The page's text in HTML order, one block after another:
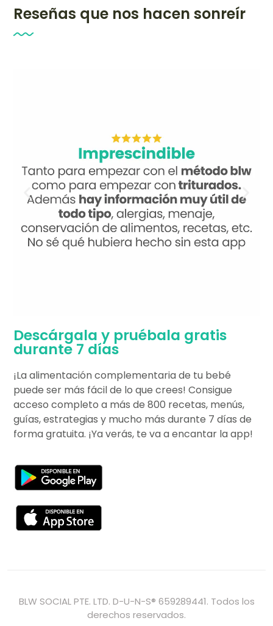
Reseñas que nos hacen sonreír
Descárgala y pruébala gratis
durante 7 días
¡La alimentación complementaria de tu bebé
puede ser más fácil de lo que crees! Consigue
acceso completo a más de 800 recetas, menús,
guías, estrategias y mucho más durante 7 días de
forma gratuita. ¡Ya verás, te va a encantar la app!
BLW SOCIAL PTE. LTD. D-U-N-S® 659289441. Todos los
derechos reservados.